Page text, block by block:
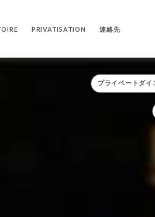
PRIVATISATION 連絡先
プライベートダ